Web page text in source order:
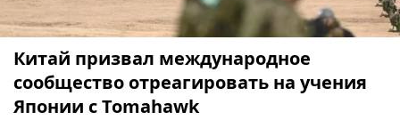
Китай призвал международное
сообщество отреагировать на учения
Японии с Tomahawk